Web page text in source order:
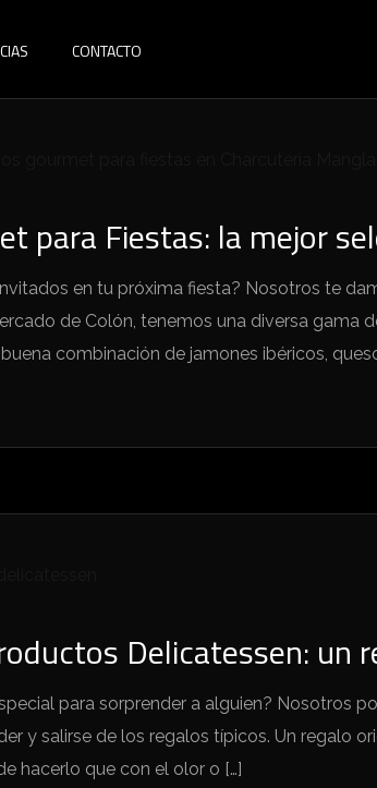
CONTACTO
para Fiestas: la mejor
en tu próxima fiesta? Nosotros te
de Colón, tenemos una diversa
combinación de jamones ibéricos,
Delicatessen: un
para sorprender a alguien? Nosotros
y salirse de los regalos típicos. Un regalo
hacerlo que con el olor o […]